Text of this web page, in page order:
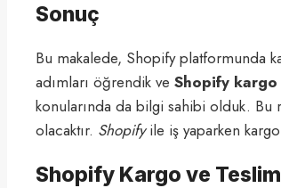
Sonuç
Bu makalede, Shopify platformunda
adımları öğrendik ve Shopify
konularında da bilgi sahibi olduk. Bu
olacaktır. Shopifyile iş yaparken
Shopify Kargo ve